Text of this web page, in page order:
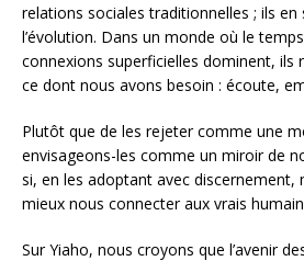
relations sociales traditionnelles ; ils
l’évolution. Dans un monde où le
connexions superficielles dominent, ils
ce dont nous avons besoin : écoute,
Plutôt que de les rejeter comme une
envisageons-les comme un miroir de
si, en les adoptant avec discernement,
mieux nous connecter aux vrais
Sur Yiaho, nous croyons que l’avenir